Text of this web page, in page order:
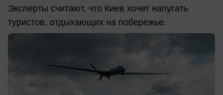
Эксперты считают, что Киев хочет напугать
туристов, отдыхающих на побережье.